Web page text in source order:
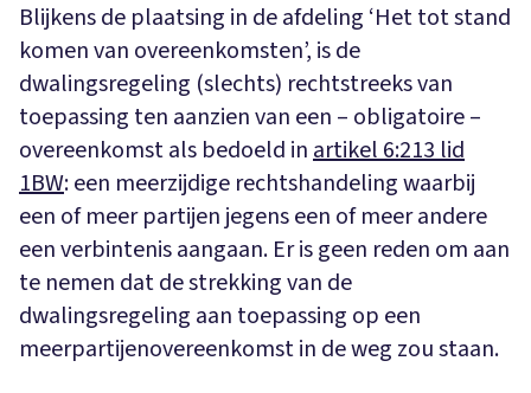
Blijkens de plaatsing in de afdeling ‘Het tot stand
komen van overeenkomsten’, is de
dwalingsregeling (slechts) rechtstreeks van
toepassing ten aanzien van een – obligatoire –
overeenkomst als bedoeld inartikel 6:213 lid
1BW: een meerzijdige rechtshandeling waarbij
een of meer partijen jegens een of meer andere
een verbintenis aangaan. Er is geen reden om aan
te nemen dat de strekking van de
dwalingsregeling aan toepassing op een
meerpartijenovereenkomst in de weg zou staan.